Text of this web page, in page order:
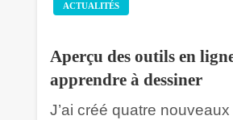
ACTUALITÉS
Aperçu des outils en
apprendre à dessiner
J’ai créé quatre